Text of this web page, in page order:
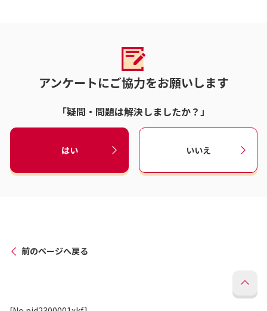
アンケートにご協力をお願いします
「疑問・問題は解決しましたか？」
はい いいえ
前のページへ戻る